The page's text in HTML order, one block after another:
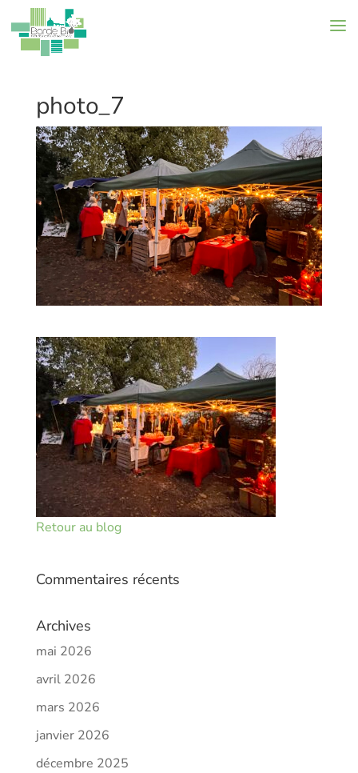
photo_7
Retour au blog
Commentaires récents
Archives
mai 2026
avril 2026
mars 2026
janvier 2026
décembre 2025